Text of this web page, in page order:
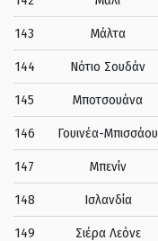
143 Μάλτα
144 Νότιο Σουδάν
145 Μποτσουάνα
146 Γουινέα-Μπισσάου
147 Μπενίν
148 Ισλανδία
149 Σιέρα Λεόνε